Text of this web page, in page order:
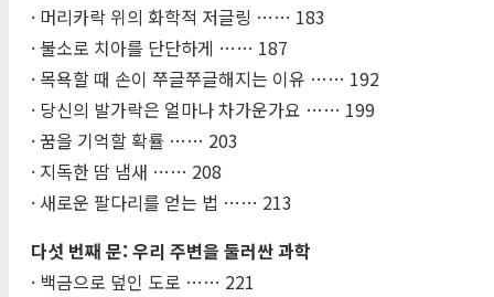
· 머리카락 위의 화학적 저글링 …… 183
· 불소로 치아를 단단하게 …… 187
· 목욕할 때 손이 쭈글쭈글해지는 이유 …… 192
· 당신의 발가락은 얼마나 차가운가요 …… 199
· 꿈을 기억할 확률 …… 203
· 지독한 땀 냄새 …… 208
· 새로운 팔다리를 얻는 법 …… 213
다섯 번째 문: 우리 주변을 둘러싼 과학
· 백금으로 덮인 도로 …… 221